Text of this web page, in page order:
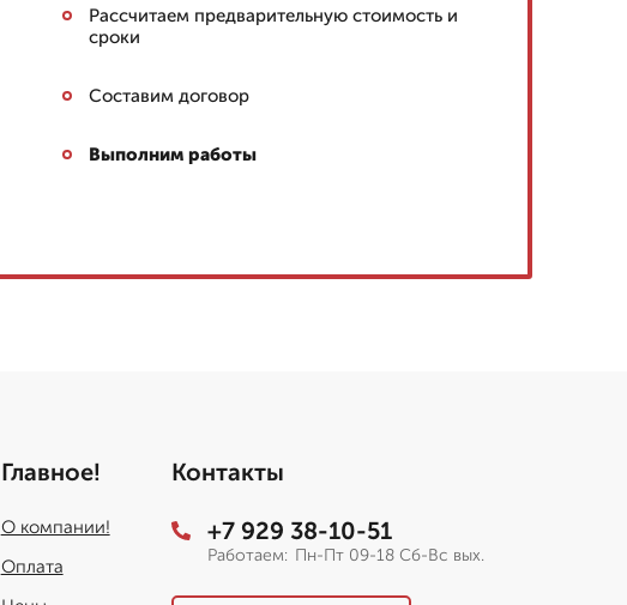
Рассчитаем предварительную стоимость и
сроки
Составим договор
Выполним работы
Главное!
О компании!
Оплата
Контакты
+7 929 38-10-51
Работаем: Пн-Пт 09-18 Сб-Вс вых.